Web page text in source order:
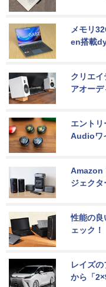
メモリ
en搭載
クリエイ
アオーデ
エント
Audioワ
Amazon
ジェク
性能の良
ェック！
レイズ
から「